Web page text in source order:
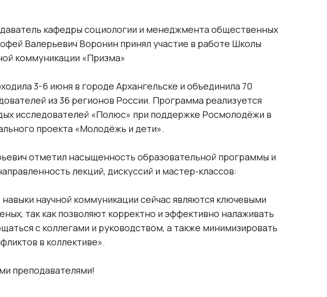
Twitter
кафедры социологии и менеджмента общественных
Валерьевич Воронин принял участие в работе Школы
коммуникации «Призма»
3-6 июня в городе Архангельске и объединила 70
из 36 регионов России. Программа реализуется
исследователей «Полюс» при поддержке Росмолодёжи в
проекта «Молодёжь и дети».
отметил насыщенность образовательной программы и
лекций, дискуссий и мастер-классов:
навыки научной коммуникации сейчас являются ключевыми
так как позволяют корректно и эффективно налаживать
с коллегами и руководством, а также минимизировать
в коллективе».
преподавателями!